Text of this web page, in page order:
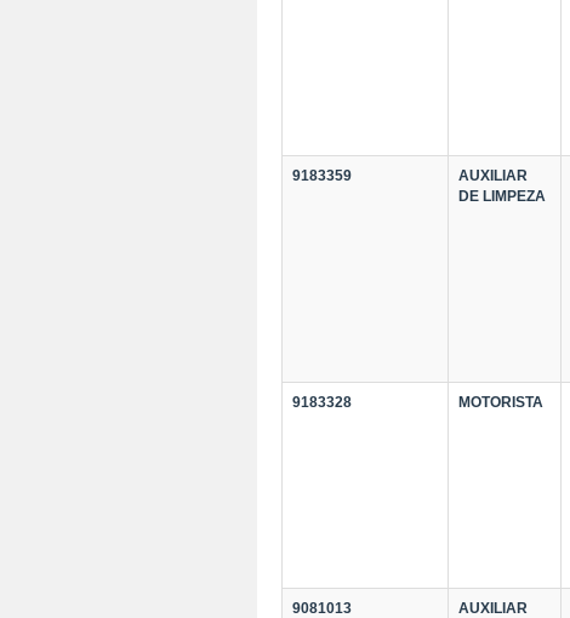
9183359
AUXILIAR
DE LIMPEZA
9183328 MOTORISTA
9081013
AUXILIAR